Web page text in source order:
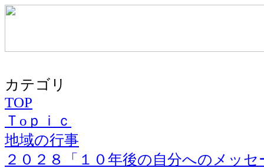
カテゴリ
TOP
Ｔoｐｉｃ
地域の行事
２０２８「１０年後の自分へのメッ